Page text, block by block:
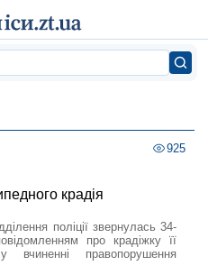
925
крадія
поліції звернулась 34-
про крадіжку її
вчиненні правопорушення